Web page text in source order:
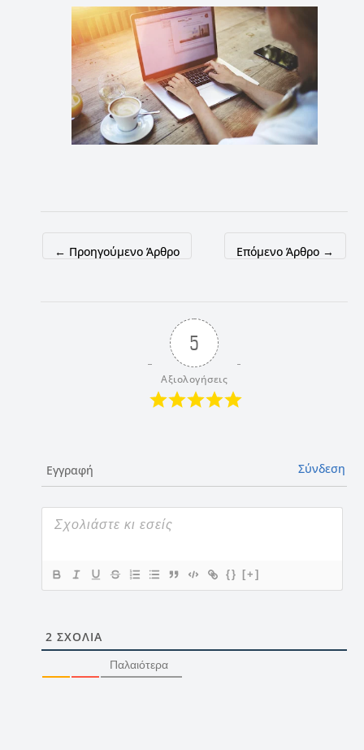
← Προηγούμενο Άρθρο Επόμενο Άρθρο →
5
Αξιολογήσεις
Εγγραφή Σύνδεση
{} [+]
2 ΣΧΌΛΙΑ
Παλαιότερα